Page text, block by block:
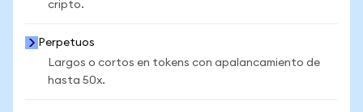
cripto.
Perpetuos
Largos o cortos en tokens con apalancamiento de
hasta 50x.